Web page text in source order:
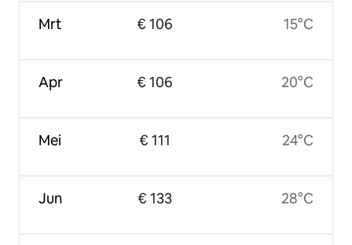
Mrt
Apr
Mei
Jun
€ 106
€ 106
€ 111
€ 133
15°C
20°C
24°C
28°C